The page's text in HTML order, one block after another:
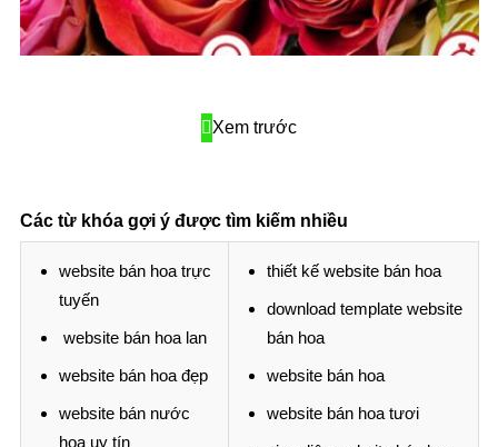
Xem trước
Các từ khóa gợi ý được tìm kiếm nhiều
website bán hoa trực
tuyến
website bán hoa lan
website bán hoa đẹp
website bán nước
hoa uy tín
thiết kế website bán hoa
download template website
bán hoa
website bán hoa
website bán hoa tươi